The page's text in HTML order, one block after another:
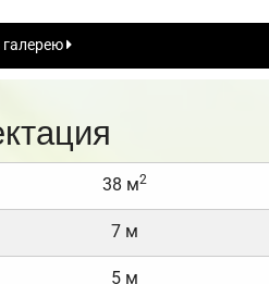
галерею
38 м2
7 м
5 м